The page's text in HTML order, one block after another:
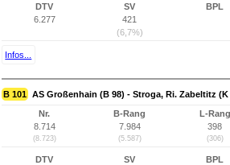
DTV
6.277
SV
421
(6,7%)
BPL
Infos...
B 101 AS Großenhain (B 98) - Stroga, Ri. Zabeltitz (K
Nr.
8.714
(8.723)
B-Rang
7.984
(5.587)
L-Rang
398
(306)
DTV
SV
BPL